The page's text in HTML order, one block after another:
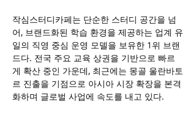
작심스터디카페는 단순한 스터디 공간을 넘
어, 브랜드화된 학습 환경을 제공하는 업계 유
일의 직영 중심 운영 모델을 보유한 1위 브랜
드다. 전국 주요 교육 상권을 기반으로 빠르
게 확산 중인 가운데, 최근에는 몽골 울란바토
르 진출을 기점으로 아시아 시장 확장을 본격
화하며 글로벌 사업에 속도를 내고 있다.